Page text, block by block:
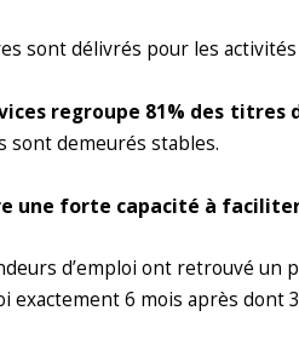
sont délivrés pour les
regroupe 81% des titres
sont demeurés stables.
forte capacité à faciliter
d’emploi ont retrouvé
exactement 6 mois après dont